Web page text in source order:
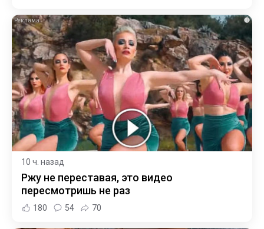
i
10 ч. назад
Ржу не переставая, это видео
пересмотришь не раз
180 54 70